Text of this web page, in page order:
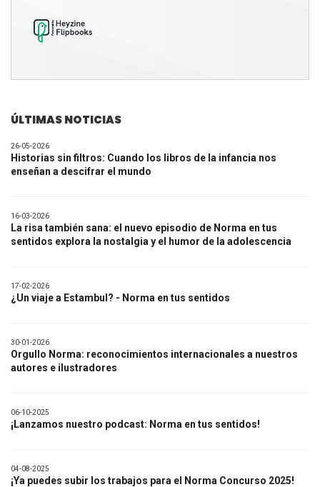
ÚLTIMAS NOTICIAS
26-05-2026
Historias sin filtros: Cuando los libros de la infancia nos
enseñan a descifrar el mundo
16-03-2026
La risa también sana: el nuevo episodio de Norma en tus
sentidos explora la nostalgia y el humor de la adolescencia
17-02-2026
¿Un viaje a Estambul? - Norma en tus sentidos
30-01-2026
Orgullo Norma: reconocimientos internacionales a nuestros
autores e ilustradores
06-10-2025
¡Lanzamos nuestro podcast: Norma en tus sentidos!
04-08-2025
¡Ya puedes subir los trabajos para el Norma Concurso 2025!